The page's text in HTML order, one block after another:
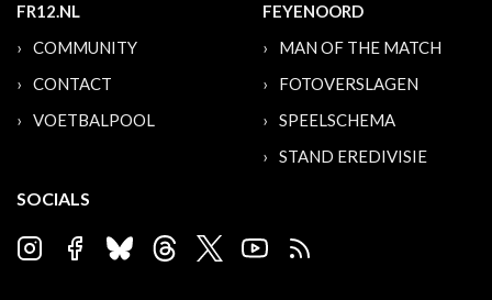
FR12.NL
COMMUNITY
CONTACT
VOETBALPOOL
FEYENOORD
MAN OF THE MATCH
FOTOVERSLAGEN
SPEELSCHEMA
STAND EREDIVISIE
SOCIALS